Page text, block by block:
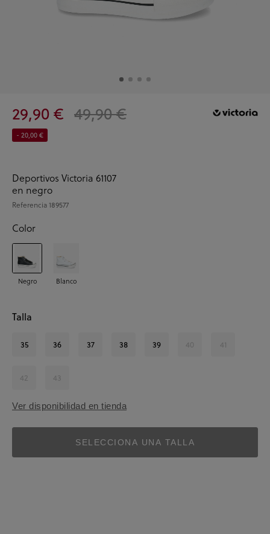
29,90 € 49,90 €
- 20,00 €
Deportivos Victoria 61107
en negro
Referencia 189577
Color
Negro Blanco
Talla
35 36 37 38 39 40 41
42 43
Ver disponibilidad en tienda
SELECCIONA UNA TALLA